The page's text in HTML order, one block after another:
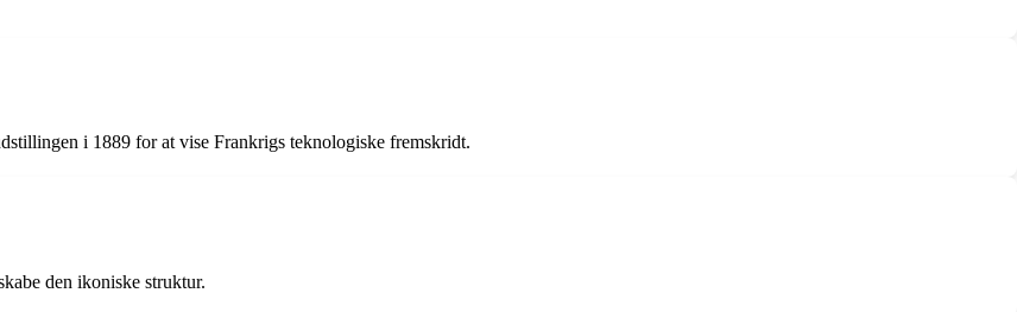
i 1889 for at vise Frankrigs teknologiske fremskridt.
den ikoniske struktur.